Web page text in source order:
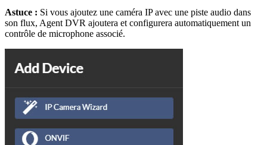
Astuce : Si vous ajoutez une caméra IP avec une piste audio dans
son flux, Agent DVR ajoutera et configurera automatiquement un
contrôle de microphone associé.